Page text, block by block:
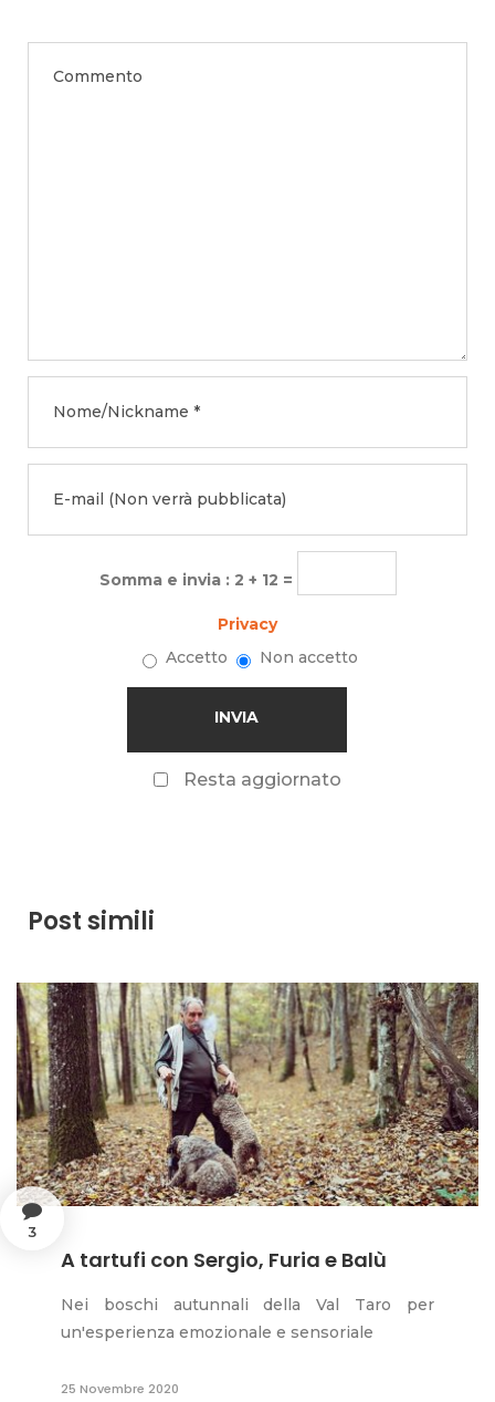
Somma e invia : 2 + 12 =
Privacy
Accetto
Non accetto
Resta aggiornato
Post simili
3
A tartufi con Sergio, Furia e Balù
Nei boschi autunnali della Val Taro per
un'esperienza emozionale e sensoriale
25 Novembre 2020